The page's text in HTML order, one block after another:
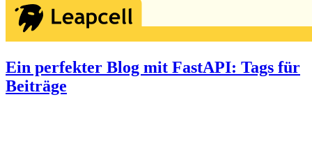
Ein perfekter Blog mit FastAPI: Tags für
Beiträge